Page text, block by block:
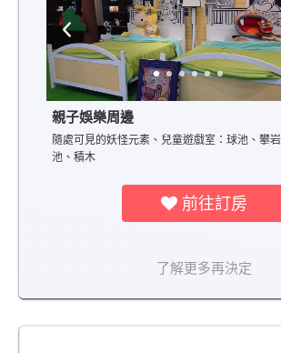
親子娛樂周邊
隨處可見的妖怪元素、兒童遊戲室：球池、攀
池、積木
前往訂房
了解更多再決定